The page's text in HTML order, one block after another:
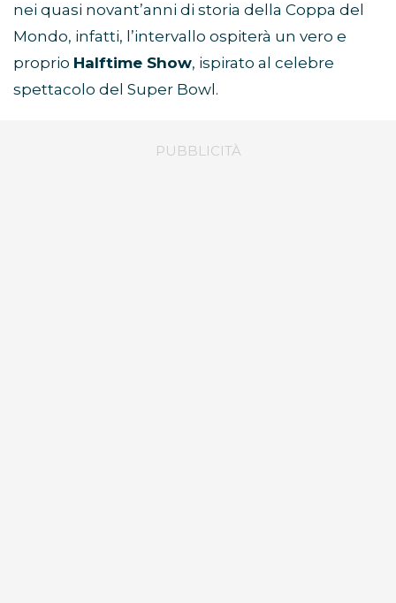
nei quasi novant’anni di storia della Coppa del
Mondo, infatti, l’intervallo ospiterà un vero e
proprio Halftime Show, ispirato al celebre
spettacolo del Super Bowl.